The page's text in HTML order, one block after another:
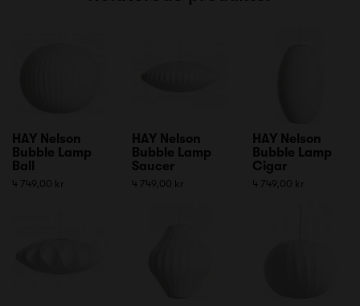
HAY Nelson
Bubble Lamp
Ball
4 749,00 kr
HAY Nelson
Bubble Lamp
Saucer
4 749,00 kr
HAY Nelson
Bubble Lamp
Cigar
4 749,00 kr